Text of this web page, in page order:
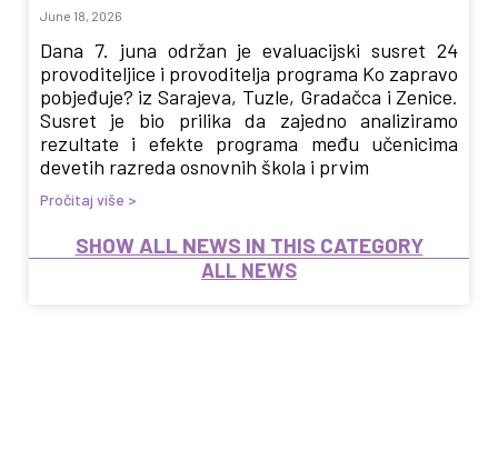
June 18, 2026
Dana 7. juna održan je evaluacijski susret 24
provoditeljice i provoditelja programa Ko zapravo
pobjeđuje? iz Sarajeva, Tuzle, Gradačca i Zenice.
Susret je bio prilika da zajedno analiziramo
rezultate i efekte programa među učenicima
devetih razreda osnovnih škola i prvim
Pročitaj više >
SHOW ALL NEWS IN THIS CATEGORY
ALL NEWS